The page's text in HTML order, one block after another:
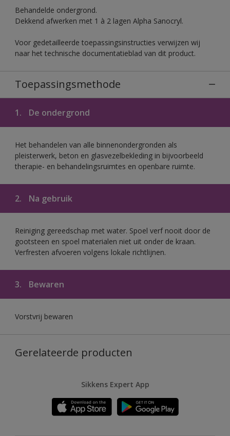
Behandelde ondergrond.
Dekkend afwerken met 1 à 2 lagen Alpha Sanocryl.
Voor gedetailleerde toepassingsinstructies verwijzen wij
naar het technische documentatieblad van dit product.
Toepassingsmethode
1. De ondergrond
Het behandelen van alle binnenondergronden als
pleisterwerk, beton en glasvezelbekleding in bijvoorbeeld
therapie- en behandelingsruimtes en openbare ruimte.
2. Na gebruik
Reiniging gereedschap met water. Spoel verf nooit door de
gootsteen en spoel materialen niet uit onder de kraan.
Verfresten afvoeren volgens lokale richtlijnen.
3. Bewaren
Vorstvrij bewaren
Gerelateerde producten
Sikkens Expert App